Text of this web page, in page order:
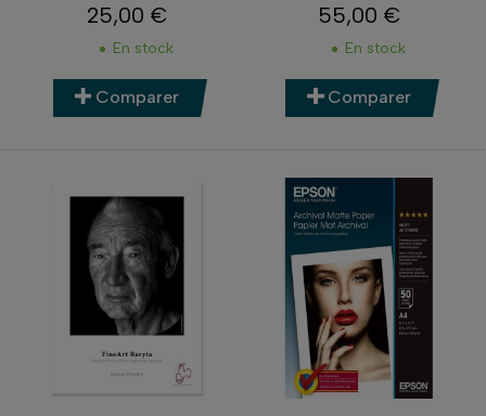
Prix
25,00 €
En stock
Comparer
Prix
55,00 €
En stock
Comparer